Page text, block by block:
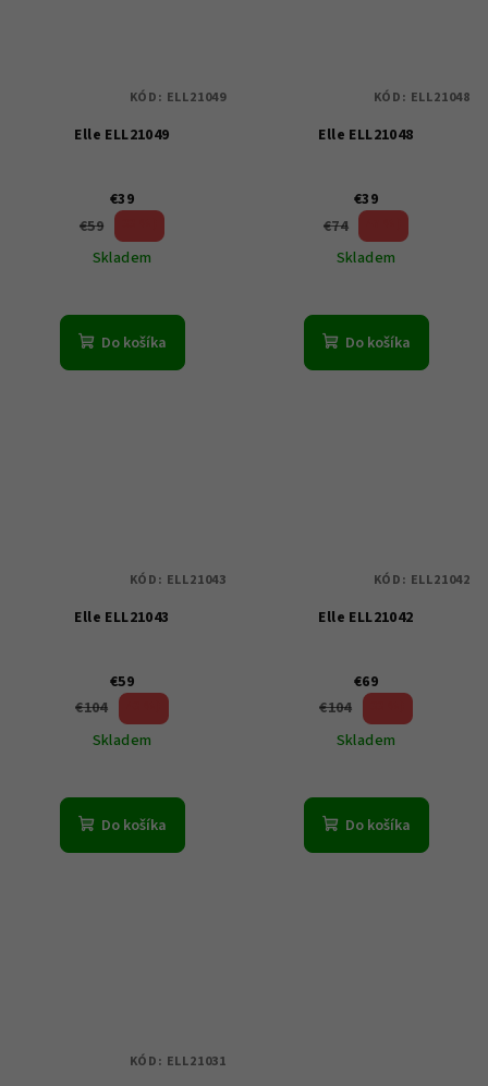
Elle ELL21049
€39
€59
Skladem
Do košíka
KÓD: ELL21049
Elle ELL21048
€39
€74
Skladem
Do košíka
KÓD: ELL21048
Elle ELL21043
€59
€104
Skladem
Do košíka
KÓD: ELL21043
Elle ELL21042
€69
€104
Skladem
Do košíka
KÓD: ELL21042
KÓD: ELL21031